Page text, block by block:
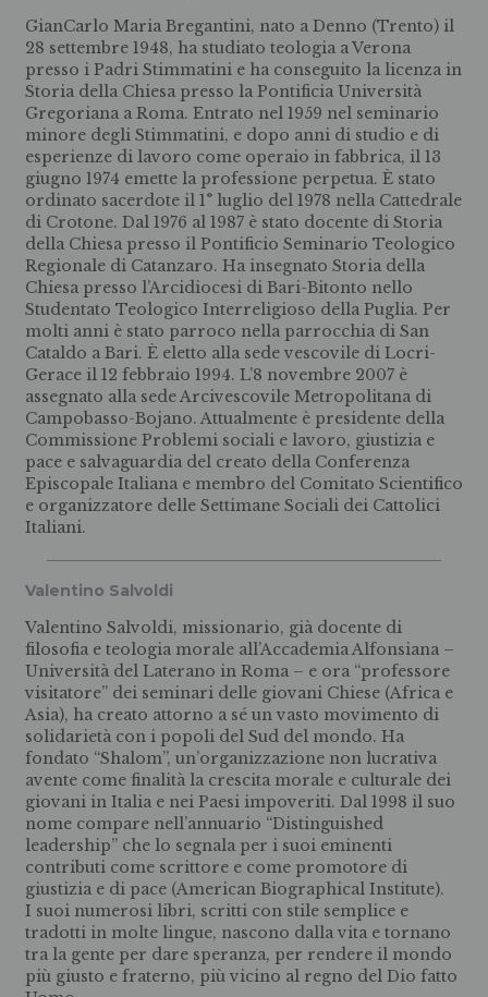
GianCarlo Maria Bregantini, nato a Denno (Trento) il
28 settembre 1948, ha studiato teologia a Verona
presso i Padri Stimmatini e ha conseguito la licenza in
Storia della Chiesa presso la Pontificia Università
Gregoriana a Roma. Entrato nel 1959 nel seminario
minore degli Stimmatini, e dopo anni di studio e di
esperienze di lavoro come operaio in fabbrica, il 13
giugno 1974 emette la professione perpetua. È stato
ordinato sacerdote il 1° luglio del 1978 nella Cattedrale
di Crotone. Dal 1976 al 1987 è stato docente di Storia
della Chiesa presso il Pontificio Seminario Teologico
Regionale di Catanzaro. Ha insegnato Storia della
Chiesa presso l’Arcidiocesi di Bari-Bitonto nello
Studentato Teologico Interreligioso della Puglia. Per
molti anni è stato parroco nella parrocchia di San
Cataldo a Bari. È eletto alla sede vescovile di Locri-
Gerace il 12 febbraio 1994. L’8 novembre 2007 è
assegnato alla sede Arcivescovile Metropolitana di
Campobasso-Bojano. Attualmente è presidente della
Commissione Problemi sociali e lavoro, giustizia e
pace e salvaguardia del creato della Conferenza
Episcopale Italiana e membro del Comitato Scientifico
e organizzatore delle Settimane Sociali dei Cattolici
Italiani.
Valentino Salvoldi
Valentino Salvoldi, missionario, già docente di
filosofia e teologia morale all’Accademia Alfonsiana –
Università del Laterano in Roma – e ora “professore
visitatore” dei seminari delle giovani Chiese (Africa e
Asia), ha creato attorno a sé un vasto movimento di
solidarietà con i popoli del Sud del mondo. Ha
fondato “Shalom”, un’organizzazione non lucrativa
avente come finalità la crescita morale e culturale dei
giovani in Italia e nei Paesi impoveriti. Dal 1998 il suo
nome compare nell’annuario “Distinguished
leadership” che lo segnala per i suoi eminenti
contributi come scrittore e come promotore di
giustizia e di pace (American Biographical Institute).
I suoi numerosi libri, scritti con stile semplice e
tradotti in molte lingue, nascono dalla vita e tornano
tra la gente per dare speranza, per rendere il mondo
più giusto e fraterno, più vicino al regno del Dio fatto